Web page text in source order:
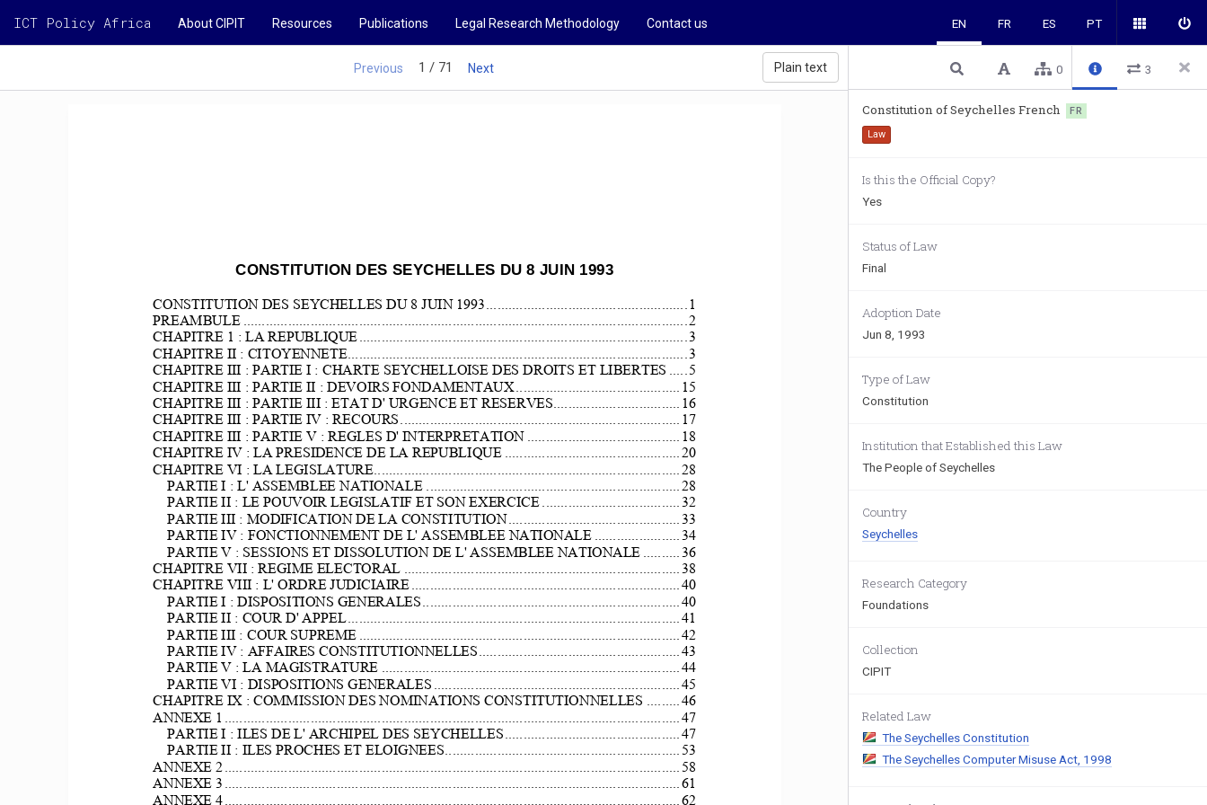
ICT Policy Africa About CIPIT Resources Publications Legal Research Methodology Contact us EN FR ES PT
Previous 1 / 71 Next Plain text
CONSTITUTION DES SEYCHELLES DU 8 JUIN 1993
CONSTITUTION DES SEYCHELLES DU 8 JUIN 1993
1
PREAMBULE
2
CHAPITRE 1 : LA REPUBLIQUE
3
CHAPITRE II : CITOYENNETE...........................................................................................
3
CHAPITRE III : PARTIE I : CHARTE SEYCHELLOISE DES DROITS ET LIBERTES
5
CHAPITRE III : PARTIE II : DEVOIRS FONDAMENTAUX
15
CHAPITRE III : PARTIE III : ETAT D' URGENCE ET RESERVES..................................
16
CHAPITRE III : PARTIE IV : RECOURS
17
CHAPITRE III : PARTIE V : REGLES D' INTERPRETATION
18
CHAPITRE IV : LA PRESIDENCE DE LA REPUBLIQUE
20
CHAPITRE VI : LA LEGISLATURE
28
PARTIE I : L' ASSEMBLEE NATIONALE
28
PARTIE II : LE POUVOIR LEGISLATIF ET SON EXERCICE
32
PARTIE III : MODIFICATION DE LA CONSTITUTION
33
PARTIE IV : FONCTIONNEMENT DE L' ASSEMBLEE NATIONALE
34
PARTIE V : SESSIONS ET DISSOLUTION DE L' ASSEMBLEE NATIONALE
36
CHAPITRE VII : REGIME ELECTORAL
38
CHAPITRE VIII : L' ORDRE JUDICIAIRE
40
PARTIE I : DISPOSITIONS GENERALES
40
PARTIE II : COUR D' APPEL
41
PARTIE III : COUR SUPREME
42
PARTIE IV : AFFAIRES CONSTITUTIONNELLES
43
PARTIE V : LA MAGISTRATURE
44
PARTIE VI : DISPOSITIONS GENERALES
45
CHAPITRE IX : COMMISSION DES NOMINATIONS CONSTITUTIONNELLES
46
ANNEXE 1
47
PARTIE I : ILES DE L' ARCHIPEL DES SEYCHELLES
47
PARTIE II : ILES PROCHES ET ELOIGNEES
53
ANNEXE 2
58
ANNEXE 3
61
ANNEXE 4
62
0 3
Constitution of Seychelles French
FR
Law
Is this the Official Copy?
Yes
Status of Law
Final
Adoption Date
Jun 8, 1993
Type of Law
Constitution
Institution that Established this Law
The People of Seychelles
Country
Seychelles
Research Category
Foundations
Collection
CIPIT
Related Law
The Seychelles Constitution
The Seychelles Computer Misuse Act, 1998